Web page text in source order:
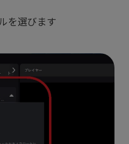
を選びます